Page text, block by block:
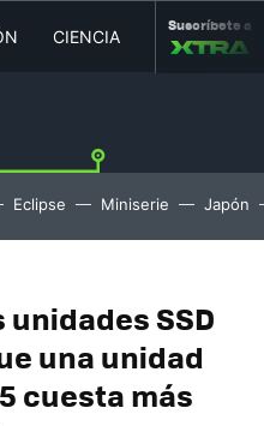
CIENCIA MOVILIDAD
Suscríbete a
Eclipse Miniserie Japón
SSD
una unidad
cuesta más